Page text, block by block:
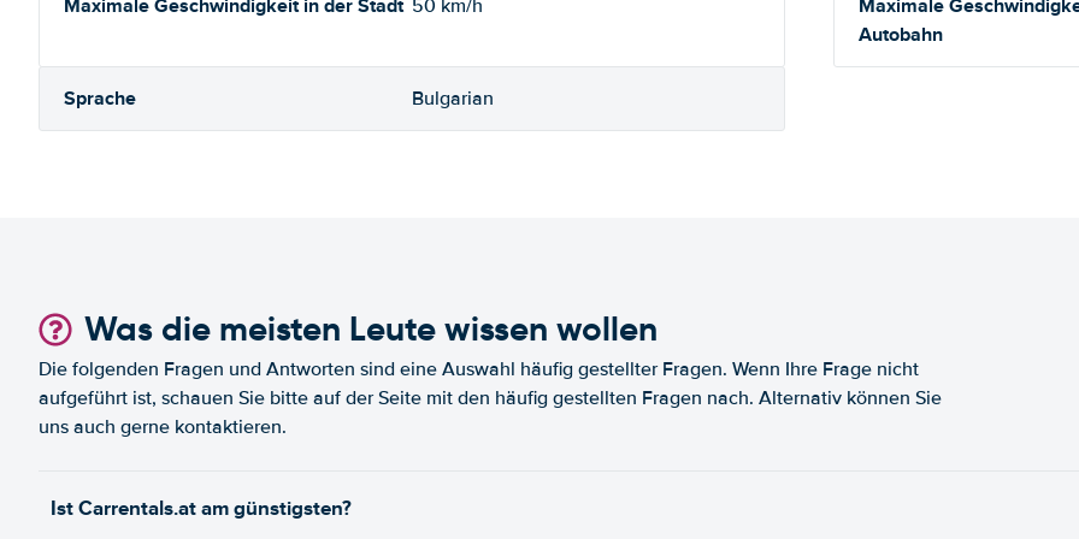
50 km/h
Autobahn
Sprache Bulgarian
Was die meisten Leute wissen wollen
Die folgenden Fragen und Antworten sind eine Auswahl häufig gestellter Fragen. Wenn Ihre Frage nicht
aufgeführt ist, schauen Sie bitte auf der Seite mit den häufig gestellten Fragen nach. Alternativ können Sie
uns auch gerne kontaktieren.
Ist Carrentals.at am günstigsten?